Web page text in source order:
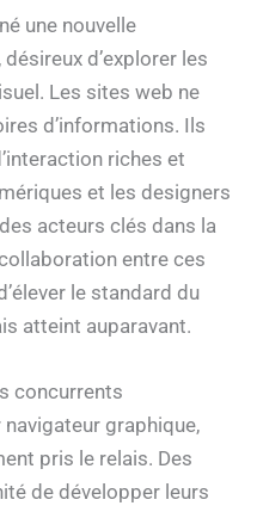
une nouvelle
d’explorer les
Les sites web ne
d’informations. Ils
riches et
et les designers
acteurs clés dans la
entre ces
le standard du
atteint auparavant.
concurrents
graphique,
pris le relais. Des
de développer leurs